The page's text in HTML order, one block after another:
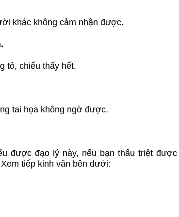
khác không cảm nhận được.
tỏ, chiếu thấy hết.
tai họa không ngờ được.
được đạo lý này, nếu bạn thấu triệt được
tiếp kinh văn bên dưới: